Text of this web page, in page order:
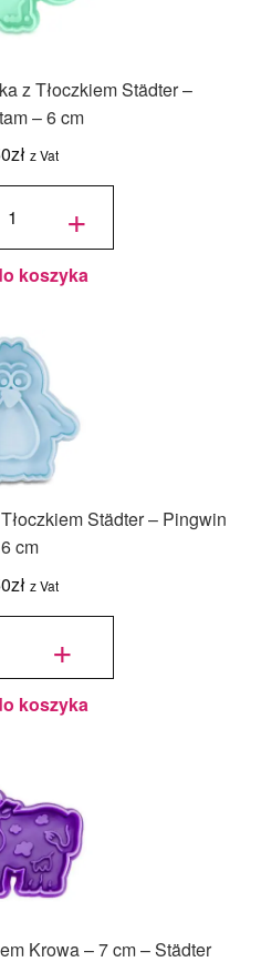
z Tłoczkiem Städter –
– 6 cm
zł z Vat
Städter -
- 6 cm +
koszyka
Städter – Pingwin
cm
zł z Vat
- 6 cm+
koszyka
Krowa – 7 cm – Städter